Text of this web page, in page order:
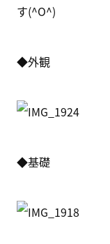
す(^O^)
◆外観
◆基礎